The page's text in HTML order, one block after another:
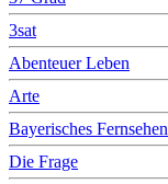
3sat
Abenteuer Leben
Arte
Bayerisches Fernsehen
Die Frage